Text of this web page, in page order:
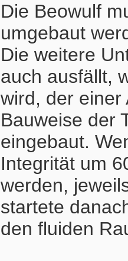
Die Beowulf
umgebaut
Die weitere
auch ausfällt,
wird, der einer
Bauweise der
eingebaut.
Integrität um
werden,
startete
den fluiden